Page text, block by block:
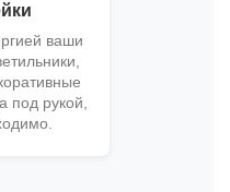
ваши
под рукой,